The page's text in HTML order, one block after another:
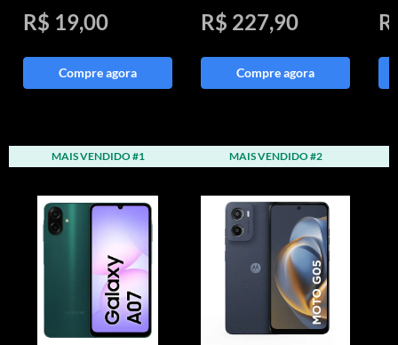
R$ 19,00
Compre agora
R$ 227,90
Compre agora
MAIS VENDIDO #1 MAIS VENDIDO #2